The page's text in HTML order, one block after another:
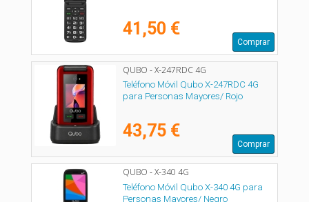
41,50 €
Comprar
QUBO - X-247RDC 4G
Teléfono Móvil Qubo X-247RDC 4G
para Personas Mayores/ Rojo
43,75 €
Comprar
QUBO - X-340 4G
Teléfono Móvil Qubo X-340 4G para
Personas Mayores/ Negro